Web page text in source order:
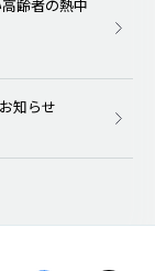
齢者の熱中
知らせ